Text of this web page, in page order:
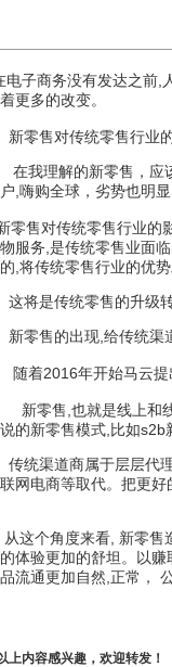
电子商务没有发达之前,
更多的改变。
售对传统零售行业的
理解的新零售，应该
,嗨购全球，劣势也明
售对传统零售行业的影
服务,是传统零售业面
,将传统零售行业的优
是传统零售的升级转
售的出现,给传统渠道
2016年开始马云提出
售,也就是线上和线下
的新零售模式,比如s2b
渠道商属于层层代理
网电商等取代。把更
个角度来看, 新零售造
体验更加的舒坦。以
流通更加自然,正常，
上内容感兴趣，欢迎转发！